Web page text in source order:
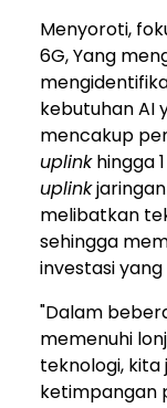
Menyoroti,
6G, Yang
kebutuhan AI
mencakup
uplinkhingga
uplinkjaringan
melibatkan
sehingga
investasi
"Dalam
memenuhi
teknologi,
ketimpangan